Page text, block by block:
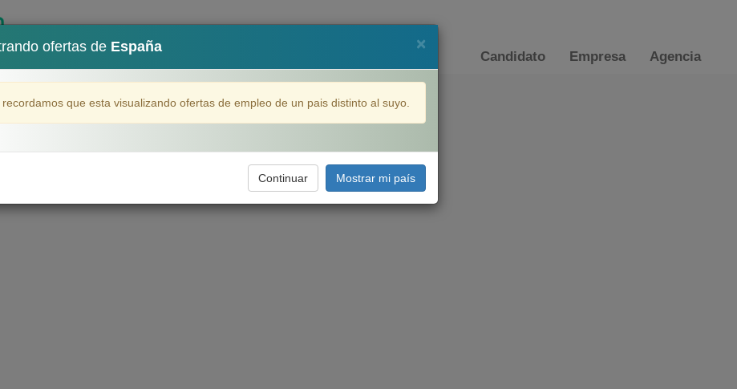
Agencia
Empresa
Candidato
×
ofertas de España
recordamos que esta visualizando ofertas de empleo de un pais distinto al suyo.
Continuar Mostrar mi país